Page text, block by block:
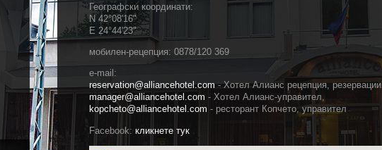
Географски координати:
N 42°08'16"
E 24°44'23"
мобилен-рецепция: 0878/120 369
e-mail:
reservation@alliancehotel.com- Хотел Алианс рецепция, резервации
manager@alliancehotel.com - Хотел Алианс-управител,
kopcheto@alliancehotel.com - ресторант Копчето, управител
Facebook: кликнете тук